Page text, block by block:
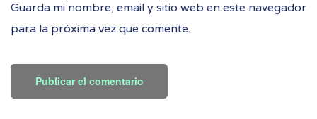
Guarda mi nombre, email y sitio web en este navegador
para la próxima vez que comente.